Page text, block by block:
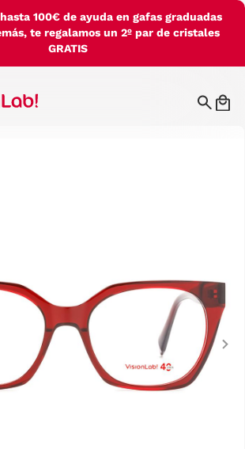
100€ de ayuda en gafas graduadas
te regalamos un 2º par de cristales
GRATIS